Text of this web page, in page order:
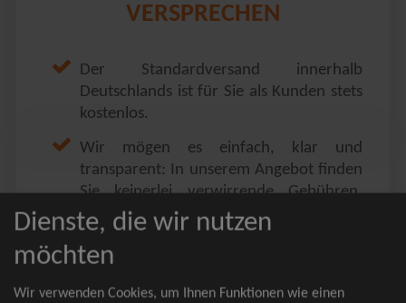
VERSPRECHEN
Der Standardversand innerhalb
Deutschlands ist für Sie als Kunden stets
kostenlos.
Wir mögen es einfach, klar und
transparent: In unserem Angebot finden
Sie keinerlei verwirrende Gebühren,
Zusatzangebote oder ähnliches.
Sie erhalten ausschließlich
zusammenhängende Sitzplätze, welche
nach der Bestplatzbuchung vergeben
Dienste, die wir nutzen
möchten
Wir verwenden Cookies, um Ihnen Funktionen wie einen